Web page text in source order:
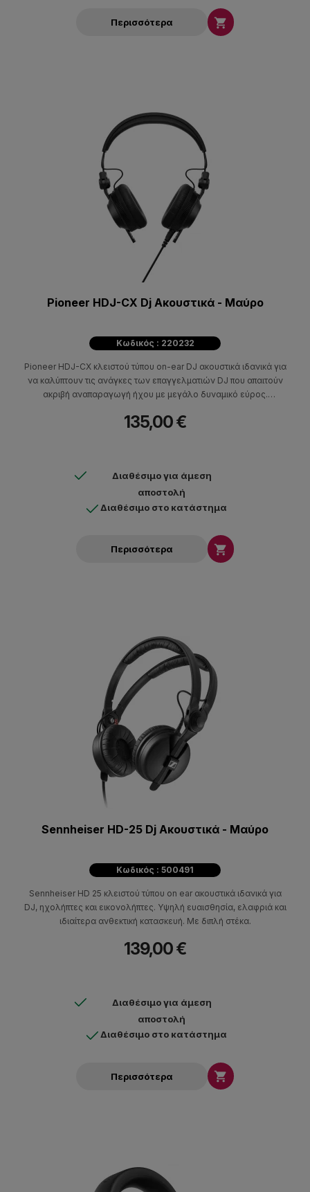
Περισσότερα 
Pioneer HDJ-CX Dj Aκουστικά - Μαύρο
Κωδικός : 220232
Pioneer HDJ-CX κλειστού τύπου on-ear DJ ακουστικά ιδανικά για
να καλύπτουν τις ανάγκες των επαγγελματιών DJ που απαιτούν
ακριβή αναπαραγωγή ήχου με μεγάλο δυναμικό εύρος.
135,00 €
Διαθέσιμο για άμεση
αποστολή
Διαθέσιμο στο κατάστημα
Περισσότερα 
Sennheiser HD-25 Dj Ακουστικά - Μαύρο
Κωδικός : 500491
Sennheiser HD 25 κλειστού τύπου on ear ακουστικά ιδανικά για
DJ, ηχολήπτες και εικονολήπτες. Υψηλή ευαισθησία, ελαφριά και
ιδιαίτερα ανθεκτική κατασκευή. Με διπλή στέκα.
139,00 €
Διαθέσιμο για άμεση
αποστολή
Διαθέσιμο στο κατάστημα
Περισσότερα 